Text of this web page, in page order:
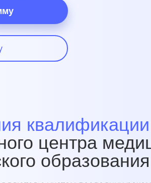
квалификации
центра
образования